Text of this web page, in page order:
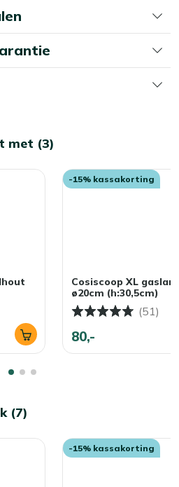
in het voorjaar? Dan is het
overkapping of
met (3)
-15% kassakorting
Cosiscoop XL
ø20cm (h:30,5cm)
(51)
80,-
(7)
-15% kassakorting